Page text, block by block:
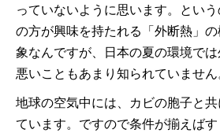
っていないように思います。とい
の方が興味を持たれる「外断熱」
象なんですが、日本の夏の環境で
悪いこともあまり知られていません
地球の空気中には、カビの胞子と
ています。ですので条件が揃えば